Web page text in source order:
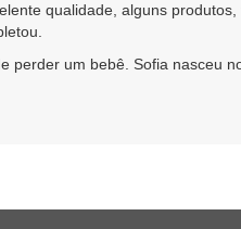
qualidade, alguns
perder um bebê. Sofia nasceu